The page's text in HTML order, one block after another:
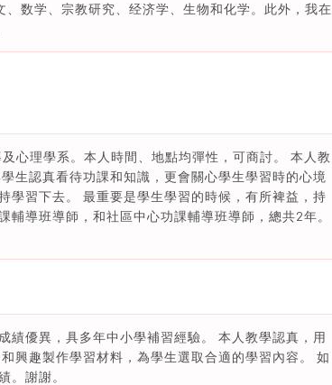
数学、宗教研究、经济学、生物和化学。此外，我在
心理學系。本人時間、地點均彈性，可商討。 本人教
生認真看待功課和知識，更會關心學生學習時的心境
學習下去。 最重要是學生學習的時候，有所裨益，持
導班導師，和社區中心功課輔導班導師，總共2年。
績優異，具多年中小學補習經驗。 本人教學認真，用
興趣製作學習材料，為學生選取合適的學習內容。 如
。謝謝。